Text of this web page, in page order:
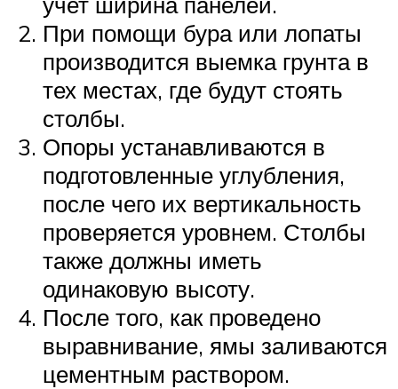
При помощи бура или лопаты
производится выемка грунта в
тех местах, где будут стоять
столбы.
Опоры устанавливаются в
подготовленные углубления,
после чего их вертикальность
проверяется уровнем. Столбы
также должны иметь
одинаковую высоту.
После того, как проведено
выравнивание, ямы заливаются
цементным раствором.